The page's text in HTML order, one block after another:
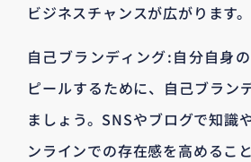
ビジネスチャンスが広がります。
自己ブランディング:自分自身
ピールするために、自己ブラン
ましょう。SNSやブログで知識
ンラインでの存在感を高めるこ